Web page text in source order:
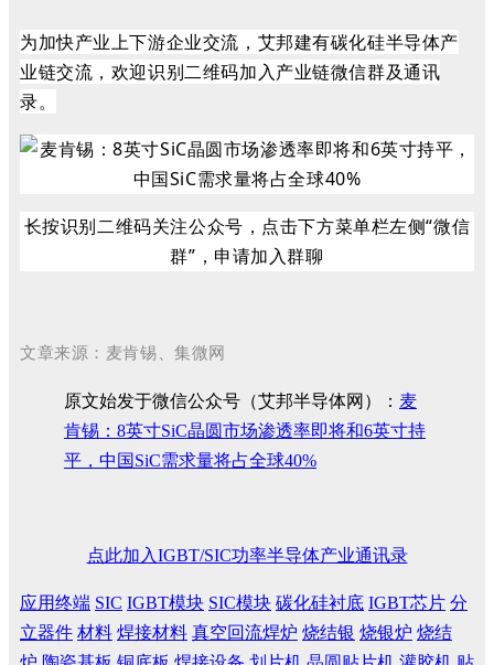
为加快产业上下游企业交流，艾邦建有碳化硅半导体产
业链交流，欢迎识别二维码加入产业链微信群及通讯
录。
长按识别二维码关注公众号，点击下方菜单栏左侧“微信
群”，申请加入群聊
文章来源 ：麦肯锡、集微网
原文始发于微信公众号（艾邦半导体网）： 麦
肯锡：8英寸SiC晶圆市场渗透率即将和6英寸持
平，中国SiC需求量将占全球40%
点此加入IGBT/SIC功率半导体产业通讯录
应用终端 SIC IGBT模块 SIC模块 碳化硅衬底 IGBT芯片 分
立器件 材料 焊接材料 真空回流焊炉 烧结银 烧银炉 烧结